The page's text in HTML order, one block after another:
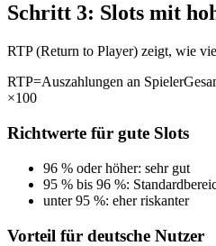
Schritt 3: Slots mit
RTP (Return to Player) zeigt, wie
RTP=Auszahlungen an
×100
Richtwerte für gute Slots
96 % oder höher: sehr gut
95 % bis 96 %:
unter 95 %: eher riskanter
Vorteil für deutsche Nutzer